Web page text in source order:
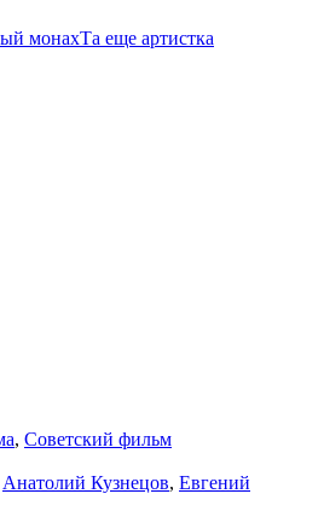
монахТа еще артистка
, Советский фильм
Анатолий Кузнецов, Евгений